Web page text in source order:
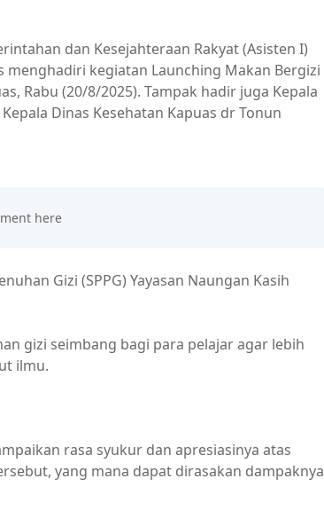
dan Kesejahteraan Rakyat (Asisten I)
menghadiri kegiatan Launching Makan Bergizi
Rabu (20/8/2025). Tampak hadir juga Kepala
Dinas Kesehatan Kapuas dr Tonun
Gizi (SPPG) Yayasan Naungan Kasih
gizi seimbang bagi para pelajar agar lebih
ilmu.
rasa syukur dan apresiasinya atas
yang mana dapat dirasakan dampaknya